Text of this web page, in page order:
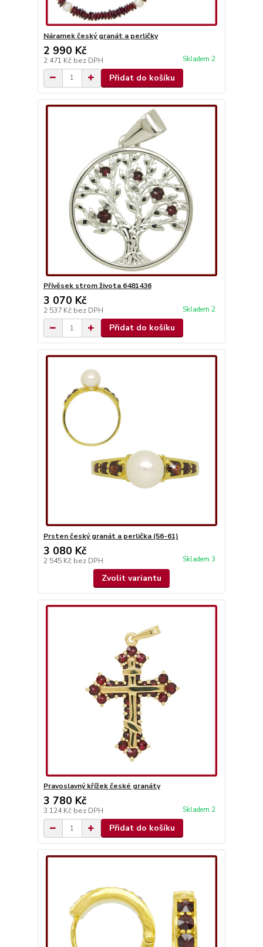
Náramek český granát a perličky
2 990 Kč
2 471 Kč bez DPH Skladem 2
Přidat do košíku
Přívěsek strom života 6481436
3 070 Kč
2 537 Kč bez DPH Skladem 2
Přidat do košíku
Prsten český granát a perlička (56-61)
3 080 Kč
2 545 Kč bez DPH Skladem 3
Zvolit variantu
Pravoslavný křížek české granáty
3 780 Kč
3 124 Kč bez DPH Skladem 2
Přidat do košíku